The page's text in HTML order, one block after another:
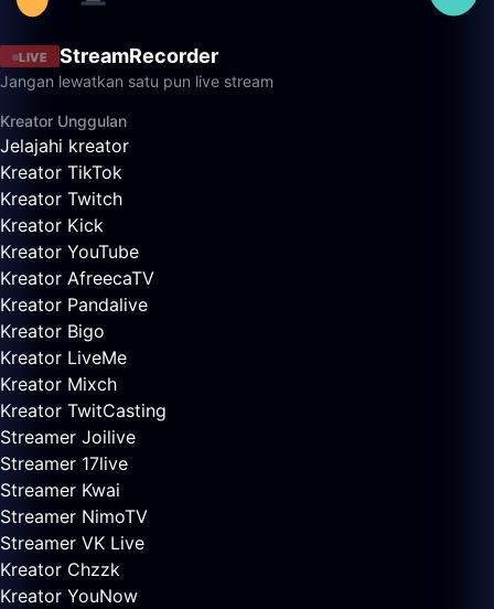
LIVE StreamRecorder
Jangan lewatkan satu pun live stream
Kreator Unggulan
Jelajahi kreator
Kreator TikTok
Kreator Twitch
Kreator Kick
Kreator YouTube
Kreator AfreecaTV
Kreator Pandalive
Kreator Bigo
Kreator LiveMe
Kreator Mixch
Kreator TwitCasting
Streamer Joilive
Streamer 17live
Streamer Kwai
Streamer NimoTV
Streamer VK Live
Kreator Chzzk
Kreator YouNow